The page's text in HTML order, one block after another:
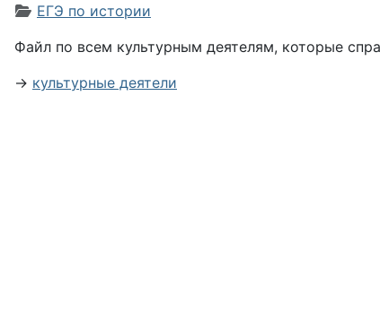
Информация о материале
ЕГЭ по истории
Файл по всем культурным деятелям, которые
→ культурные деятели